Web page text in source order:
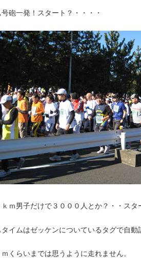
砲一発！スタート？・・・・
ｍ男子だけで３０００人とか？・・スタ
イムはゼッケンについているタグで自
くらいまでは思うように走れません。